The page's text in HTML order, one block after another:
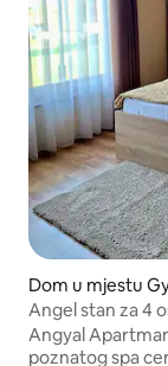
Dom u mjestu
Angel stan za 4
Angyal
poznatog spa